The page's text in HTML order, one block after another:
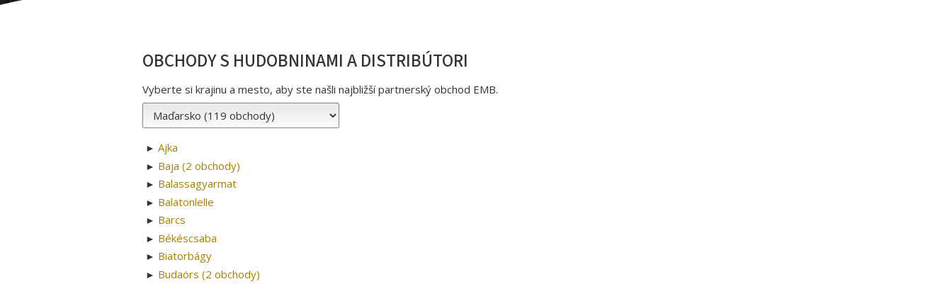
OBCHODY S HUDOBNINAMI A DISTRIBÚTORI
Vyberte si krajinu a mesto, aby ste našli najbližší partnerský obchod EMB.
► Ajka
► Baja (2 obchody)
► Balassagyarmat
► Balatonlelle
► Barcs
► Békéscsaba
► Biatorbágy
► Budaörs (2 obchody)